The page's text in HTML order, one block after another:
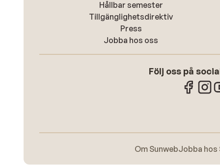
Hållbar semester
Tillgänglighetsdirektiv
Press
Jobba hos oss
Följ oss på
Om SunwebJobba hos